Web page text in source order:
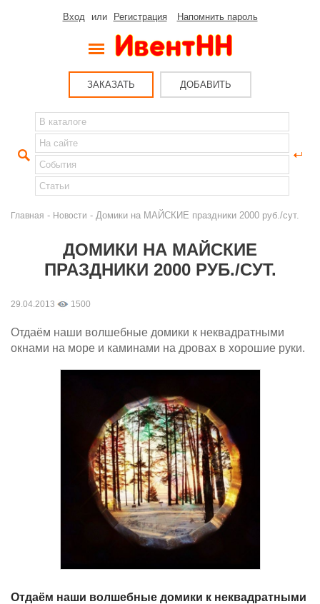
Вход или Регистрация Напомнить пароль
ЗАКАЗАТЬ ДОБАВИТЬ
Главная - Новости - Домики на МАЙСКИЕ праздники 2000 руб./сут.
ДОМИКИ НА МАЙСКИЕ
ПРАЗДНИКИ 2000 РУБ./СУТ.
29.04.2013 1500
Отдаём наши волшебные домики к неквадратными
окнами на море и каминами на дровах в хорошие руки.
Отдаём наши волшебные домики к неквадратными